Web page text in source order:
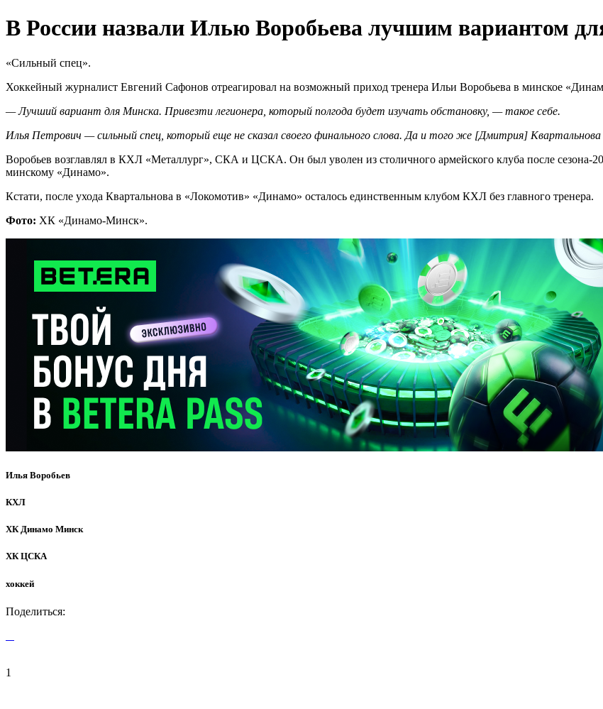
В России назвали Илью Воробьева лучшим вариантом
«Сильный спец».
Хоккейный журналист Евгений Сафонов отреагировал на возможный приход тренера Ильи Воробьева в минское
—Лучший вариант для Минска. Привезти легионера, который полгода будет изучать обстановку, — такое себе.
Илья Петрович — сильный спец, который еще не сказал своего финального слова. Да и того же [Дмитрия]
Воробьев возглавлял в КХЛ «Металлург», СКА и ЦСКА. Он был уволен из столичного армейского клуба после сезона-
минскому «Динамо».
Кстати, после ухода Квартальнова в «Локомотив» «Динамо» осталось единственным клубом КХЛ без главного тренера.
Фото: ХК «Динамо-Минск».
Илья Воробьев
КХЛ
ХК Динамо Минск
ХК ЦСКА
хоккей
Поделиться:
1